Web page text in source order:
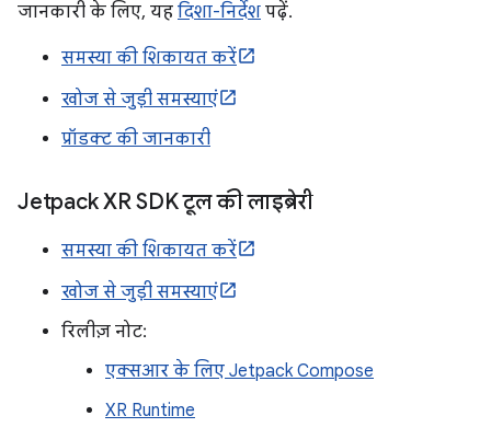
जानकारी के लिए, यह दिशा-निर्देश पढ़ें.
समस्या की शिकायत करें
खोज से जुड़ी समस्याएं
प्रॉडक्ट की जानकारी
Jetpack XR SDK टूल की लाइब्रेरी
समस्या की शिकायत करें
खोज से जुड़ी समस्याएं
रिलीज़ नोट:
एक्सआर के लिए Jetpack Compose
XR Runtime